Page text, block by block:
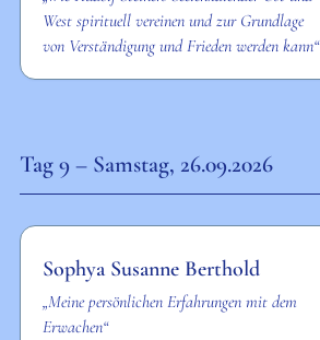
West spirituell vereinen und zur Grundlage
von Verständigung und Frieden werden kann“
Tag 9 – Samstag, 26.09.2026
Sophya Susanne Berthold
„Meine persönlichen Erfahrungen mit dem
Erwachen“